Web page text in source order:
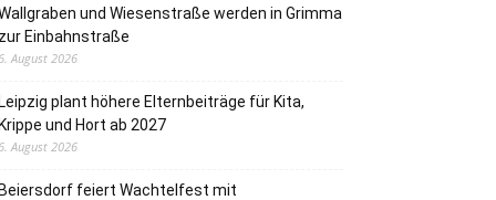
und Wiesenstraße werden in Grimma
zur Einbahnstraße
6. August 2026
Leipzig plant höhere Elternbeiträge für Kita,
Krippe und Hort ab 2027
6. August 2026
Beiersdorf feiert Wachtelfest mit